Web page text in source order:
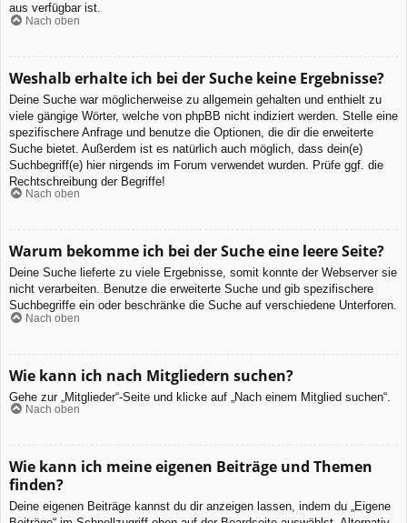
aus verfügbar ist.
Nach oben
Weshalb erhalte ich bei der Suche keine Ergebnisse?
Deine Suche war möglicherweise zu allgemein gehalten und enthielt zu
viele gängige Wörter, welche von phpBB nicht indiziert werden. Stelle eine
spezifischere Anfrage und benutze die Optionen, die dir die erweiterte
Suche bietet. Außerdem ist es natürlich auch möglich, dass dein(e)
Suchbegriff(e) hier nirgends im Forum verwendet wurden. Prüfe ggf. die
Rechtschreibung der Begriffe!
Nach oben
Warum bekomme ich bei der Suche eine leere Seite?
Deine Suche lieferte zu viele Ergebnisse, somit konnte der Webserver sie
nicht verarbeiten. Benutze die erweiterte Suche und gib spezifischere
Suchbegriffe ein oder beschränke die Suche auf verschiedene Unterforen.
Nach oben
Wie kann ich nach Mitgliedern suchen?
Gehe zur „Mitglieder“-Seite und klicke auf „Nach einem Mitglied suchen“.
Nach oben
Wie kann ich meine eigenen Beiträge und Themen
finden?
Deine eigenen Beiträge kannst du dir anzeigen lassen, indem du „Eigene